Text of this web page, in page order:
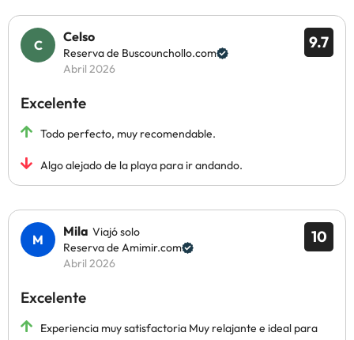
9.7
Celso
Reserva de Buscounchollo.com
Abril 2026
Excelente
Todo perfecto, muy recomendable.
Algo alejado de la playa para ir andando.
10
Mila Viajó solo
Reserva de Amimir.com
Abril 2026
Excelente
Experiencia muy satisfactoria Muy relajante e ideal para